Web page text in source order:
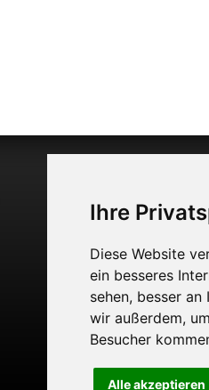
Ihre
Diese Website
ein besseres
sehen, besser
wir außerdem,
Besucher
Alle akzeptieren